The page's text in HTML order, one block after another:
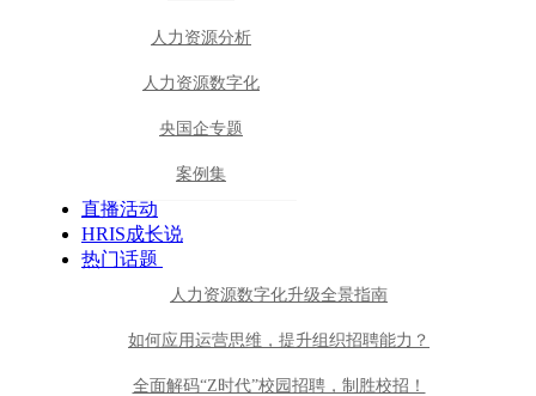
人力资源分析
人力资源数字化
央国企专题
案例集
直播活动
HRIS成长说
热门话题
人力资源数字化升级全景指南
如何应用运营思维，提升组织招聘能力？
全面解码“Z时代”校园招聘，制胜校招！